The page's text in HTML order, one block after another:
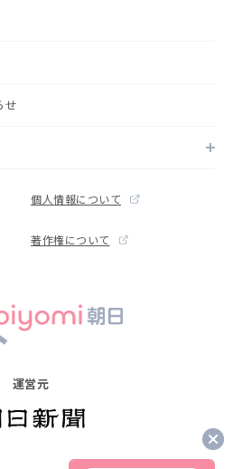
運営元
せ
個人情報について
著作権について